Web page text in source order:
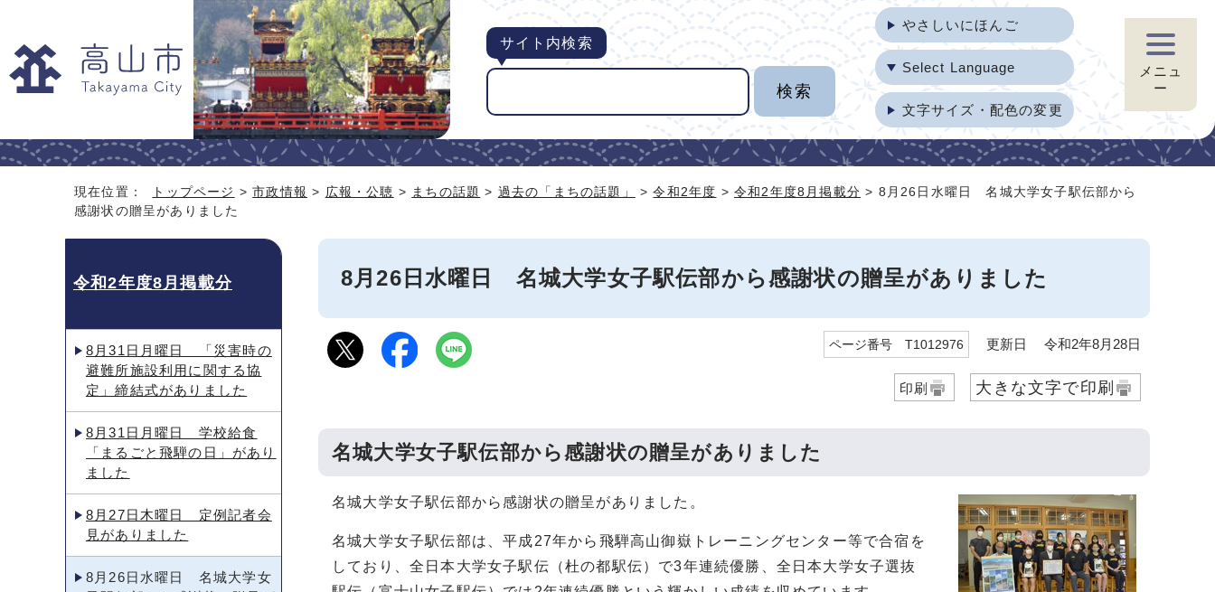
サイト内検索
やさしいにほんご
Select Language
文字サイズ・配色の変更
メニュ
ー
現在位置： トップページ >市政情報 > 広報・公聴 > まちの話題 > 過去の「まちの話題」 >令和2年度 >令和2年度8月掲載分 > 8月26日水曜日 名城大学女子駅伝部から
感謝状の贈呈がありました
8月26日水曜日 名城大学女子駅伝部から感謝状の贈呈がありました
ページ番号 T1012976 更新日 令和2年8月28日
印刷 大きな文字で印刷
名城大学女子駅伝部から感謝状の贈呈がありました
名城大学女子駅伝部から感謝状の贈呈がありました。
名城大学女子駅伝部は、平成27年から飛騨高山御嶽トレーニングセンター等で合宿を
しており、全日本大学女子駅伝（杜の都駅伝）で3年連続優勝、全日本大学女子選抜
令和2年度8月掲載分
8月31日月曜日 「災害時の
避難所施設利用に関する協
定」締結式がありました
8月31日月曜日 学校給食
「まるごと飛騨の日」があり
ました
8月27日木曜日 定例記者会
見がありました
8月26日水曜日 名城大学女